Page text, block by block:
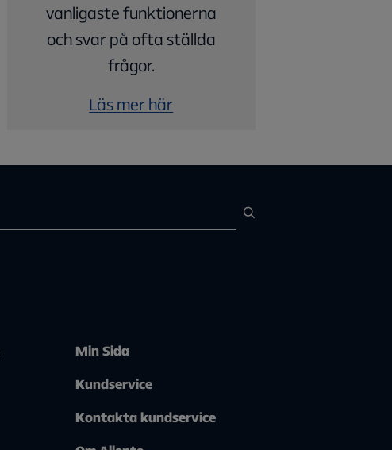
vanligaste funktionerna
och svar på ofta ställda
frågor.
Läs mer här
Min Sida
Kundservice
Kontakta kundservice